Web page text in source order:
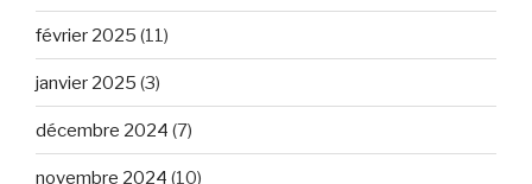
février 2025 (11)
janvier 2025 (3)
décembre 2024 (7)
novembre 2024 (10)